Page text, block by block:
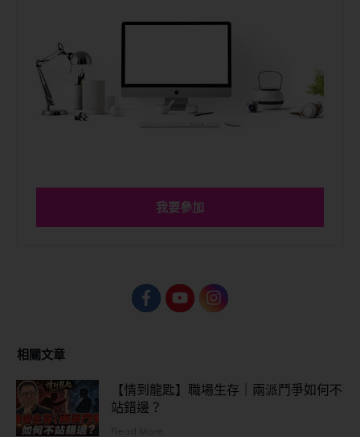
我要參加
相關文章
【情到龍匙】職場生存｜兩派鬥爭如何不
站錯邊？